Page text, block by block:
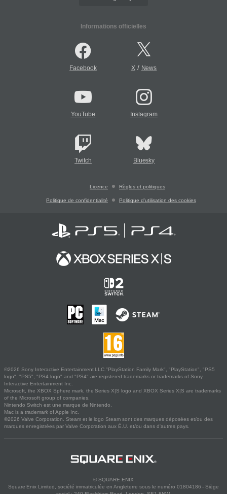
Informations officielles
Facebook X/ News
YouTube Instagram
Twitch Bluesky
Licence Règles et politiques
Politique de confidentialité Politique d'utilisation des cookies
©2026 Sony Interactive Entertainment LLC."PlayStation Family Mark", "PlayStation", "PS5
logo", "PS5", "PS4 logo" and "PS4" are registered trademarks or trademarks of Sony
Interactive Entertainment Inc.
Microsoft, the XBOX Sphere mark, the Series X|S logo and XBOX Series X|S are trademarks
of the Microsoft group of companies.
Nintendo Switch est une marque de Nintendo.
Mac is a trademark of Apple Inc.
©2026 Valve Corporation. Steam et le logo Steam sont des marques déposées et/ou des
marques enregistrées par Valve Corporation aux É.U. et/ou dans d'autres pays.
© SQUARE ENIX
Square Enix Limited, société immatriculée en Angleterre sous le numéro 01804186 - Siège